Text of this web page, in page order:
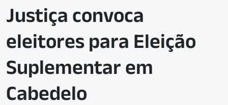
Justiça convoca
eleitores para Eleição
Suplementar em
Cabedelo